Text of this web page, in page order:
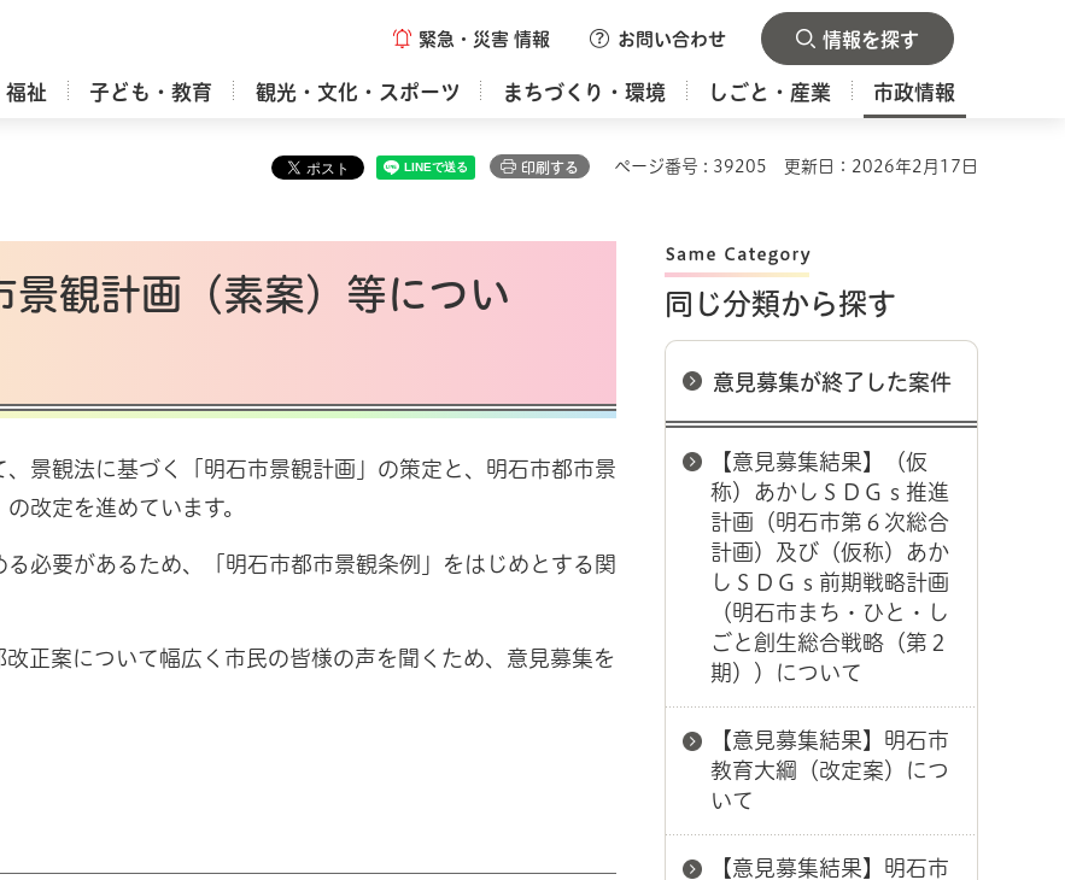
緊急・災害 情報 お問い合わせ 情報を探す
福祉 子ども・教育 観光・文化・スポーツ まちづくり・環境 しごと・産業 市政情報
印刷する ページ番号 : 39205 更新日：2026年2月17日
景観計画（素案）等につい
景観法に基づく「明石市景観計画」の策定と、明石市都市景
改定を進めています。
必要があるため、「明石市都市景観条例」をはじめとする関
正案について幅広く市民の皆様の声を聞くため、意見募集を
同じ分類から探す
意見募集が終了した案件
【意見募集結果】（仮
称）あかしＳＤＧｓ推進
計画（明石市第６次総合
計画）及び（仮称）あか
しＳＤＧｓ前期戦略計画
（明石市まち・ひと・し
ごと創生総合戦略（第２
期））について
【意見募集結果】明石市
教育大綱（改定案）につ
いて
【意見募集結果】明石市